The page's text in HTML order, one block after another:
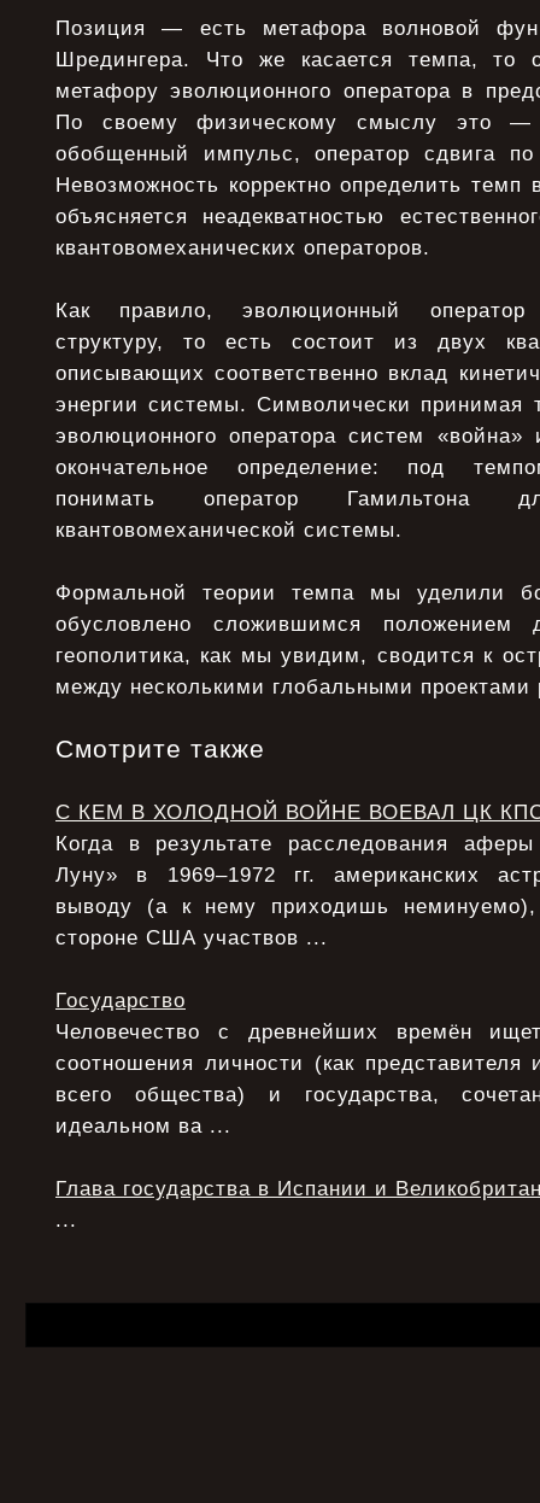
Позиция — есть метафора волновой
Шредингера. Что же касается темпа, то
метафору эволюционного оператора в
По своему физическому смыслу это —
обобщенный импульс, оператор сдвига
Невозможность корректно определить темп
объясняется неадекватностью
квантовомеханических операторов.
Как правило, эволюционный оператор
структуру, то есть состоит из двух
описывающих соответственно вклад
энергии системы. Символически принимая
эволюционного оператора систем
окончательное определение: под
понимать оператор Гамильтона
квантовомеханической системы.
Формальной теории темпа мы уделили
обусловлено сложившимся положением
геополитика, как мы увидим, сводится к
между несколькими глобальными проектами
Смотрите также
С КЕМ В ХОЛОДНОЙ ВОЙНЕ ВОЕВАЛ ЦК
Когда в результате расследования
Луну» в 1969–1972 гг. американских
выводу (а к нему приходишь
стороне США участвов ...
Государство
Человечество с древнейших времён
соотношения личности (как представителя
всего общества) и государства,
идеальном ва ...
Глава государства в Испании и
...